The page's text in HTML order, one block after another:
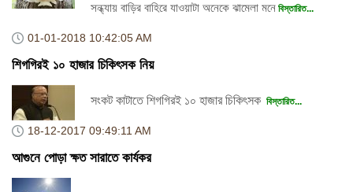
সন্ধ্যায় বাড়ির বাহিরে যাওয়াটা অনেকে ঝামেলা মনে বিস্তারিত...
01-01-2018 10:42:05 AM
শিগগিরই ১০ হাজার চিকিৎসক নিয়
সংকট কাটাতে শিগগিরই ১০ হাজার চিকিৎসক বিস্তারিত...
18-12-2017 09:49:11 AM
আগুনে পোড়া ক্ষত সারাতে কার্যকর